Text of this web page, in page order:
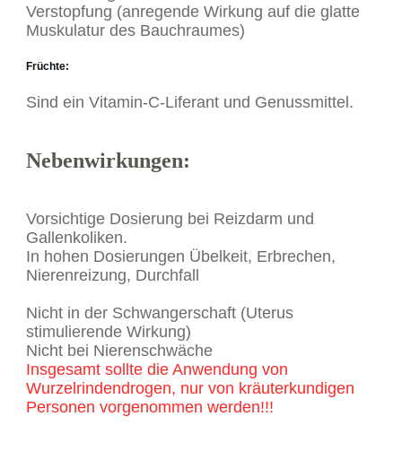
Verstopfung (anregende Wirkung auf die glatte
Muskulatur des Bauchraumes)
Früchte:
Sind ein Vitamin-C-Liferant und Genussmittel.
Nebenwirkungen:
Vorsichtige Dosierung bei Reizdarm und
Gallenkoliken.
In hohen Dosierungen Übelkeit, Erbrechen,
Nierenreizung, Durchfall
Nicht in der Schwangerschaft (Uterus
stimulierende Wirkung)
Nicht bei Nierenschwäche
Insgesamt sollte die Anwendung von
Wurzelrindendrogen, nur von kräuterkundigen
Personen vorgenommen werden!!!